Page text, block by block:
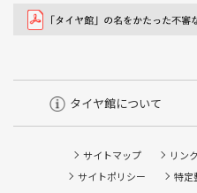
タイヤ館について
サイトマップ リンク
サイトポリシー
特定